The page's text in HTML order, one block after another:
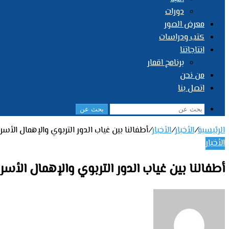
دورات
معرض الصور
كتب ودراسات
انتاجاتنا
برنامج اقمار
من نحن
اتصل بنا
بحث عن
الرئيسية/الأخبار/الأخبار/أطفالنا بين غياب الدور التربوي والإهمال
الأخبار
أطفالنا بين غياب الدور التربوي والإهمال